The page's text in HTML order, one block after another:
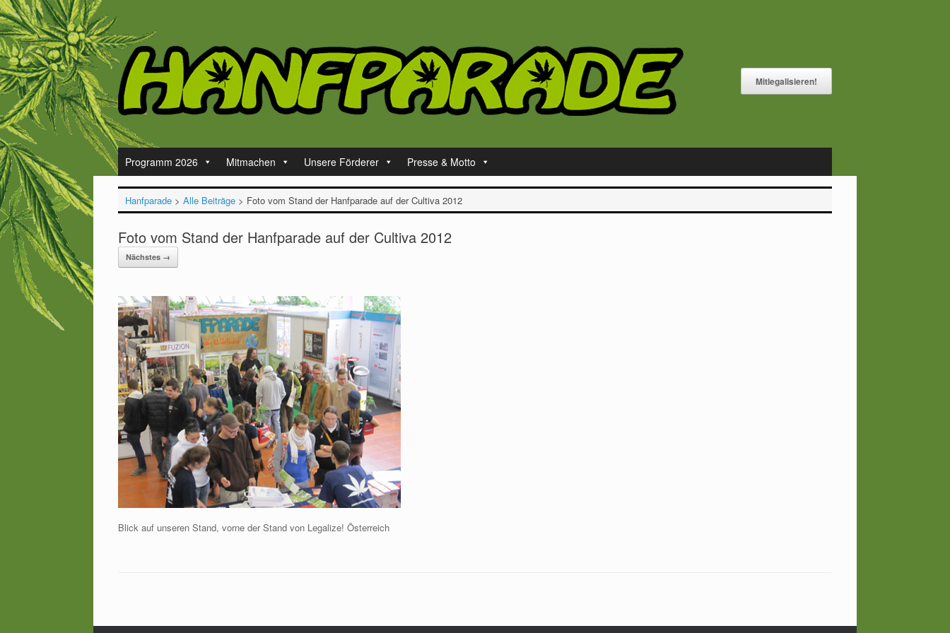
Zum
Inhalt
springen
Mitlegalisieren!
Programm 2026 Mitmachen Unsere Förderer Presse & Motto
Hanfparade> Alle Beiträge> Foto vom Stand der Hanfparade auf der Cultiva 2012
Foto vom Stand der Hanfparade auf der Cultiva 2012
Nächstes →
Blick auf unseren Stand, vorne der Stand von Legalize! Österreich